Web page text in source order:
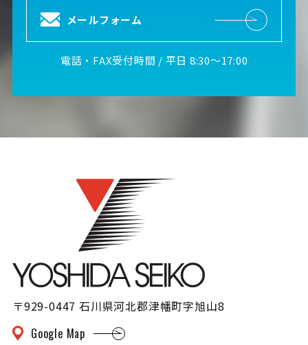
メールフォーム
電話・FAX受付時間 / 平日 8:30～17:00
〒929-0447 石川県河北郡津幡町字旭山8
Google Map